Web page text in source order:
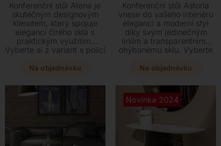
Konferenční stůl Atena je
skutečným designovým
klenotem, který spojuje
eleganci čirého skla s
praktickým využitím.
Vyberte si z variant s policí
rozměrech a doplňte svůj
možností skleněné či
keramické police.
Na objednávku
Konferenční stůl Astoria
vnese do vašeho interiéru
eleganci a moderní styl
díky svým jedinečným
liniím a transparentnímu
ohýbanému sklu. Vyberte
čirého provedení a
útulnou atmosféru s
nádechem luxusu. Tento
funkční kousek je k
dispozici v několika
dokonale přizpůsobí
Na objednávku
Novinka 2024